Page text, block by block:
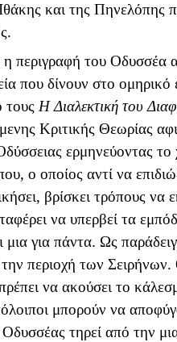
και της Πηνελόπης
περιγραφή του Οδυσσέα
που δίνουν στο
τους Η Διαλεκτική του
Κριτικής Θεωρίας
ερμηνεύοντας
ο οποίος αντί να
βρίσκει τρόπους να
να υπερβεί τα
μια για πάντα. Ως
περιοχή των Σειρήνων.
να ακούσει το
μπορούν να
τηρεί από την